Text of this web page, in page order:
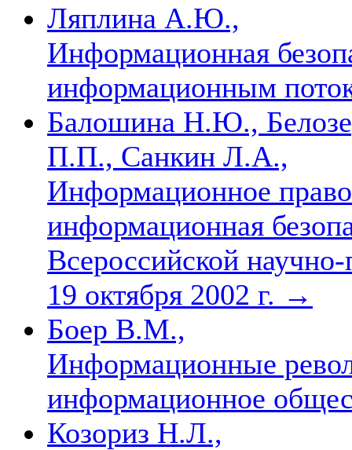
Ляплина А.Ю.,
Информационная
информационным
Балошина Н.Ю.,
П.П., Санкин Л.А.,
Информационное
информационная
Всероссийской
19 октября 2002 г. →
Боер В.М.,
Информационные
информационное
Козориз Н.Л.,